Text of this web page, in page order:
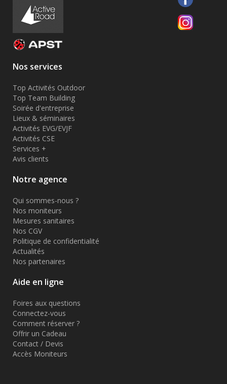
Nos services
Top Activités Outdoor
Top Team Building
Soirée d'entreprise
Lieux & séminaires
Activités EVG/EVJF
Activités CSE
Services +
Avis clients
Notre agence
Qui sommes-nous ?
Nos moniteurs
Mesures sanitaires
Nos CGV
Politique de confidentialité
Actualités
Nos partenaires
Aide en ligne
Foires aux questions
Connectez-vous
Comment réserver ?
Offrir un Cadeau
Contact / Devis
Accès Moniteurs